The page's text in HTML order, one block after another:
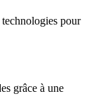
pour
grâce à une